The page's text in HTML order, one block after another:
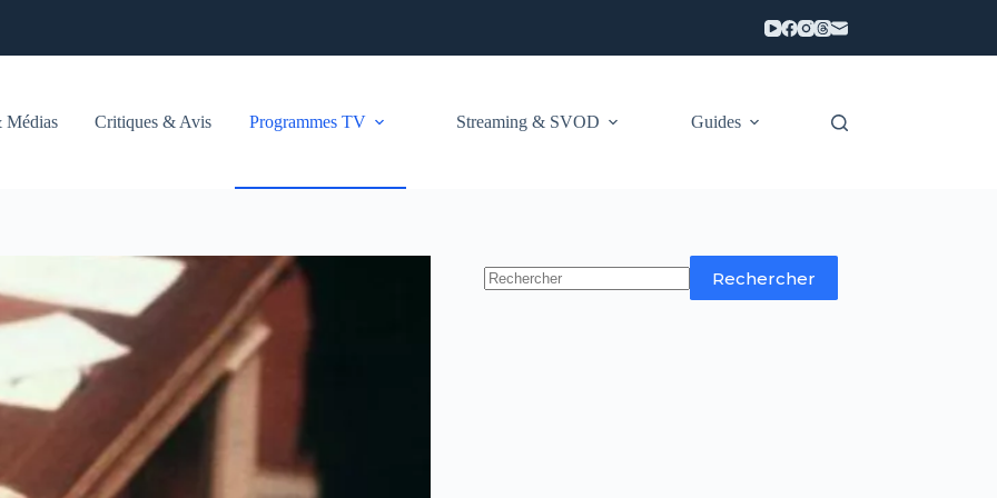
Critiques & Avis Programmes TV Streaming & SVOD Guides
Rechercher